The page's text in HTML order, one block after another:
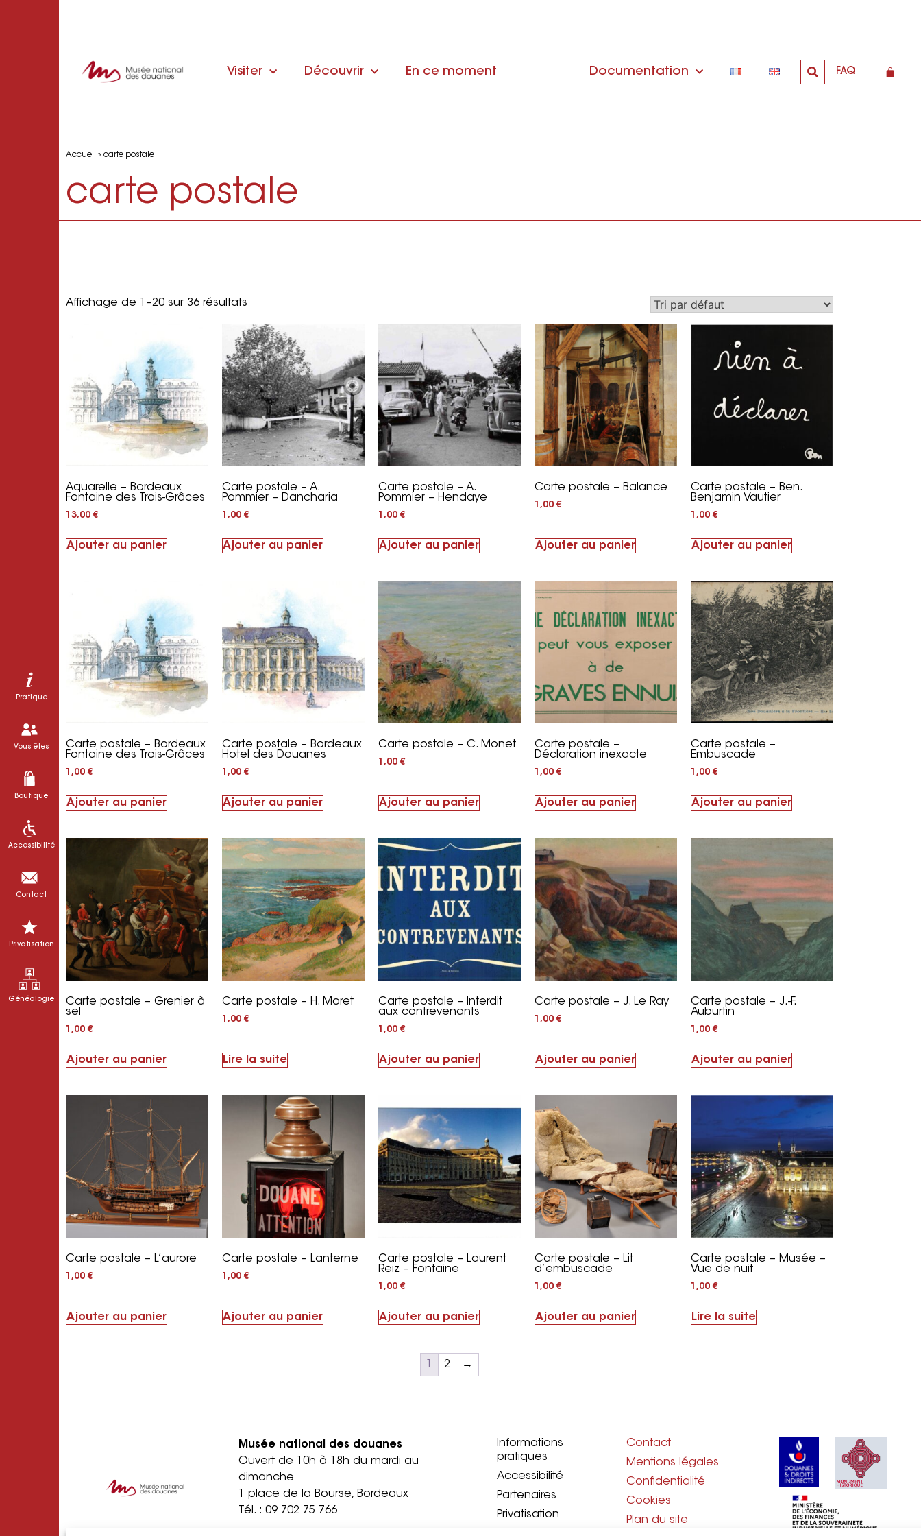
Pratique
Vous êtes
Boutique
Accessibilité
Contact
Privatisation
Généalogie
Visiter Découvrir En ce moment Documentation FAQ
Accueil » carte postale
carte postale
Affichage de 1–20 sur 36 résultats
Aquarelle – Bordeaux
Fontaine des Trois-Grâces
13,00€
Ajouter au panier
Carte postale – A.
Pommier – Dancharia
1,00€
Ajouter au panier
Carte postale – A.
Pommier – Hendaye
1,00€
Ajouter au panier
Carte postale – Balance
1,00€
Ajouter au panier
Carte postale – Ben.
Benjamin Vautier
1,00€
Ajouter au panier
Carte postale – Bordeaux
Fontaine des Trois-Grâces
1,00€
Ajouter au panier
Carte postale – Bordeaux
Hotel des Douanes
1,00€
Ajouter au panier
Carte postale – C. Monet
1,00€
Ajouter au panier
Carte postale –
Déclaration inexacte
1,00€
Ajouter au panier
Carte postale –
Embuscade
1,00€
Ajouter au panier
Carte postale – Grenier à
sel
1,00€
Ajouter au panier
Carte postale – H. Moret
1,00€
Lire la suite
Carte postale – Interdit
aux contrevenants
1,00€
Ajouter au panier
Carte postale – J. Le Ray
1,00€
Ajouter au panier
Carte postale – J.-F.
Auburtin
1,00€
Ajouter au panier
Carte postale – L’aurore
1,00€
Ajouter au panier
Carte postale – Lanterne
1,00€
Ajouter au panier
Carte postale – Laurent
Reiz – Fontaine
1,00€
Ajouter au panier
Carte postale – Lit
d’embuscade
1,00€
Ajouter au panier
Carte postale – Musée –
Vue de nuit
1,00€
Lire la suite
2 →
Musée national des douanes
Ouvert de 10h à 18h du mardi au
dimanche
1 place de la Bourse, Bordeaux
Tél. : 09 702 75 766
Informations
pratiques
Accessibilité
Partenaires
Privatisation
Contact
Mentions légales
Confidentialité
Cookies
Plan du site